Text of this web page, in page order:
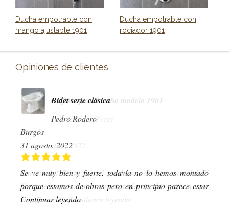
Ducha empotrable con
mango ajustable 1901
Ducha empotrable con
rociador 1901
Opiniones de clientes
Bidet serie clásica
Pedro Rodero
Burgos
31 agosto, 2022
Se ve muy bien y fuerte, todavía no lo hemos montado
porque estamos de obras pero en principio parece estar
Continuar leyendo